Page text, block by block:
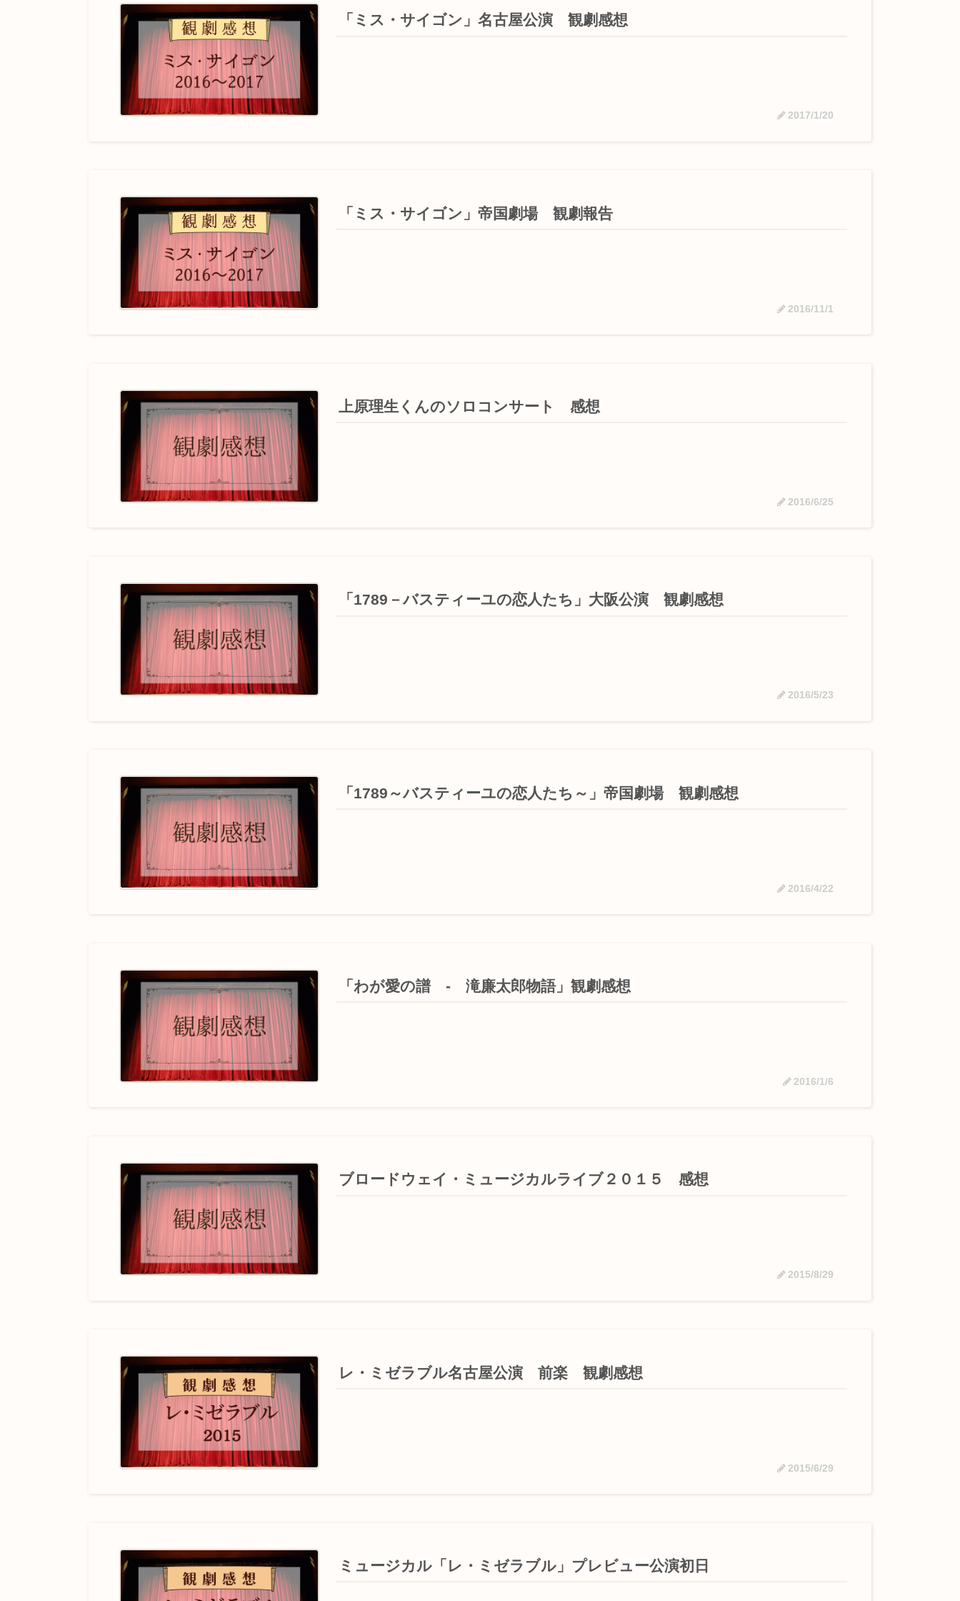
「ミス・サイゴン」名古屋公演 観劇感想
2017/1/20
「ミス・サイゴン」帝国劇場 観劇報告
2016/11/1
上原理生くんのソロコンサート 感想
2016/6/25
「1789－バスティーユの恋人たち」大阪公演 観劇感想
2016/5/23
「1789～バスティーユの恋人たち～」帝国劇場 観劇感想
2016/4/22
「わが愛の譜 ‐ 滝廉太郎物語」観劇感想
2016/1/6
ブロードウェイ・ミュージカルライブ２０１５ 感想
2015/8/29
レ・ミゼラブル名古屋公演 前楽 観劇感想
2015/6/29
ミュージカル「レ・ミゼラブル」プレビュー公演初日